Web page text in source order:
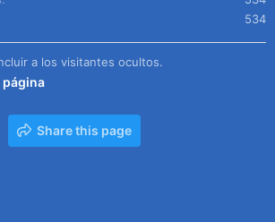
534
a los visitantes ocultos.
página
Share this page